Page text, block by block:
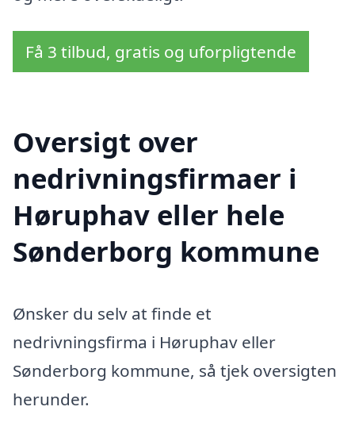
Få 3 tilbud, gratis og uforpligtende
Oversigt over
nedrivningsfirmaer i
Høruphav eller hele
Sønderborg kommune
Ønsker du selv at finde et
nedrivningsfirma i Høruphav eller
Sønderborg kommune, så tjek oversigten
herunder.